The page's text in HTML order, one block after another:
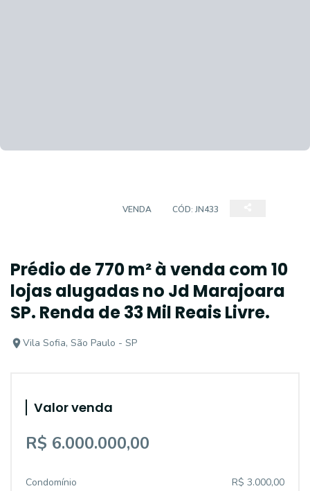
VENDA CÓD: JN433
Prédio de 770 m² à venda com 10
lojas alugadas no Jd Marajoara
SP. Renda de 33 Mil Reais Livre.
Vila Sofia, São Paulo - SP
Valor venda
R$ 6.000.000,00
Condomínio R$ 3.000,00